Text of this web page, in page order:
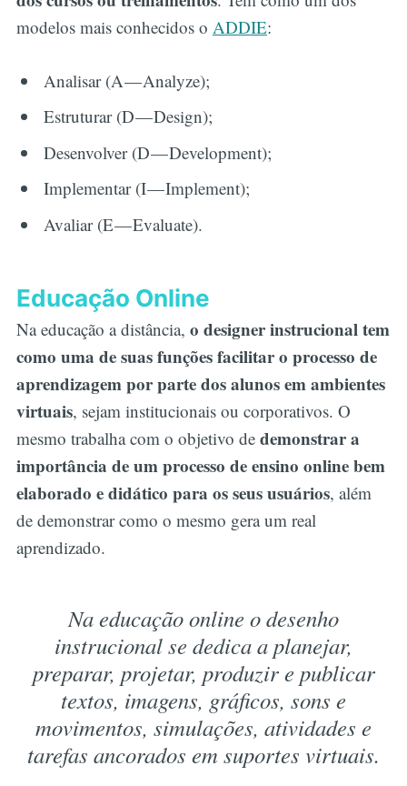
modelos mais conhecidos o ADDIE:
Analisar (A — Analyze);
Estruturar (D — Design);
Desenvolver (D — Development);
Implementar (I — Implement);
Avaliar (E — Evaluate).
Educação Online
Na educação a distância, o designer instrucional tem
como uma de suas funções facilitar o processo de
aprendizagem por parte dos alunos em ambientes
virtuais, sejam institucionais ou corporativos. O
mesmo trabalha com o objetivo de demonstrar a
importância de um processo de ensino online bem
elaborado e didático para os seus usuários, além
de demonstrar como o mesmo gera um real
aprendizado.
Na educação online o desenho
instrucional se dedica a planejar,
preparar, projetar, produzir e publicar
textos, imagens, gráficos, sons e
movimentos, simulações, atividades e
tarefas ancorados em suportes virtuais.